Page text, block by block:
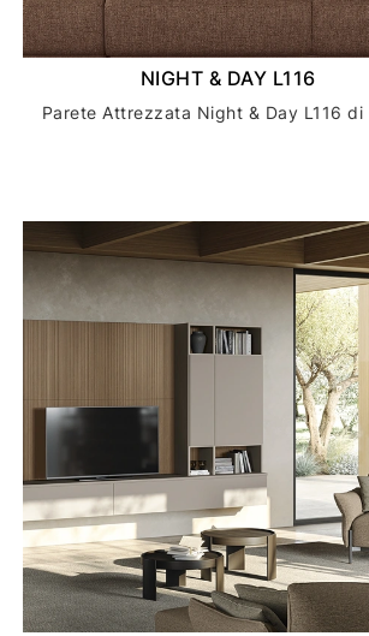
NIGHT & DAY L116